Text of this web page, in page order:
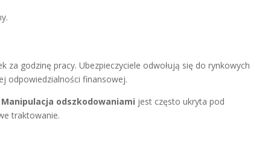
za godzinę pracy. Ubezpieczyciele odwołują się do rynkowych
odpowiedzialności finansowej.
Manipulacja odszkodowaniami jest często ukryta pod
traktowanie.